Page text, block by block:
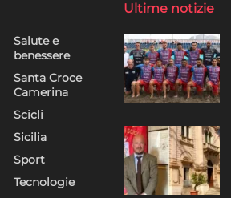
Salute e
benessere
Santa Croce
Camerina
Scicli
Sicilia
Sport
Tecnologie
Ultime notizie